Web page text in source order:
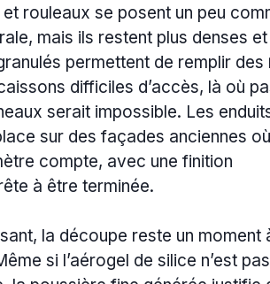
rouleaux se posent un peu
mais ils restent plus denses
permettent de remplir des
difficiles d’accès, là où
serait impossible. Les
sur des façades anciennes où
compte, avec une finition
à être terminée.
la découpe reste un moment
si l’aérogel de silice n’est pas